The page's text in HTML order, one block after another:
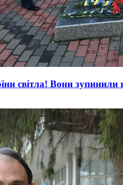
світла! Вони зупинили